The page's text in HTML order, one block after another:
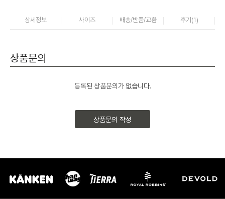
상세정보 사이즈 배송/반품/교환 후기(1)
상품문의
등록된 상품문의가 없습니다.
상품문의 작성